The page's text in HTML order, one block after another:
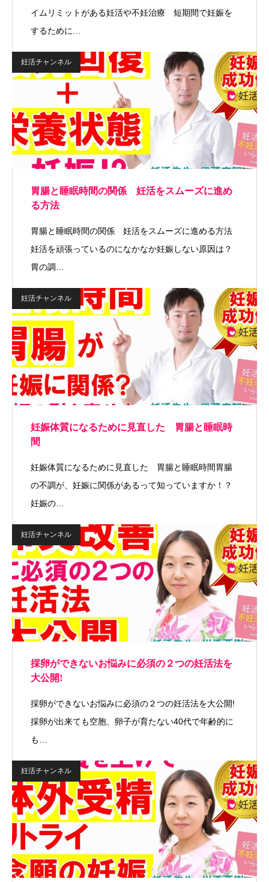
イムリミットがある妊活や不妊治療 短期間で妊娠を
するために…
妊活チャンネル
胃腸と睡眠時間の関係 妊活をスムーズに進め
る方法
胃腸と睡眠時間の関係 妊活をスムーズに進める方法
妊活を頑張っているのになかなか妊娠しない原因は？
胃の調…
妊活チャンネル
妊娠体質になるために見直した 胃腸と睡眠時
間
妊娠体質になるために見直した 胃腸と睡眠時間胃腸
の不調が、妊娠に関係があるって知っていますか！？
妊娠の…
妊活チャンネル
採卵ができないお悩みに必須の２つの妊活法を
大公開!
採卵ができないお悩みに必須の２つの妊活法を大公開!
採卵が出来ても空胞、卵子が育たない40代で年齢的に
も…
妊活チャンネル